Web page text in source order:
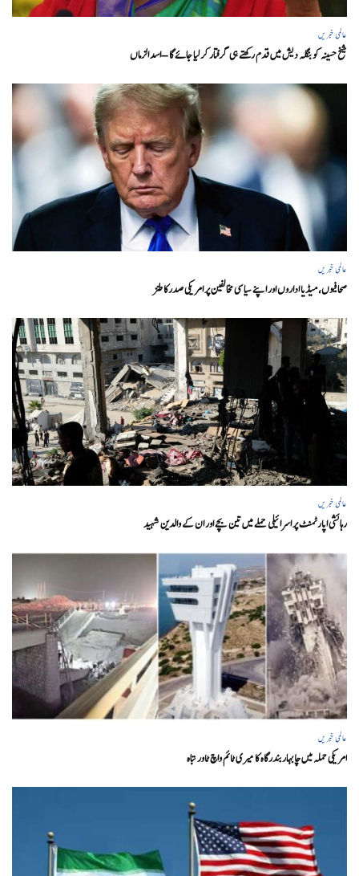
عالمی خبریں
شیخ حسینہ کو بنگلہ دیش میں قدم رکھتے ہی گرفتار کر لیا جائے گا – اسد الزماں
عالمی خبریں
صحافیوں، میڈیا اداروں اور اپنے سیاسی مخالفین پر امریکی صدرکا طنز
عالمی خبریں
رہائشی اپارٹمنٹ پر اسرائیلی حملے میں تین بچے اور ان کے والدین شہید
عالمی خبریں
امریکی حملہ میں چابہار بندرگاہ کا میری ٹائم واچ ٹاور تباہ